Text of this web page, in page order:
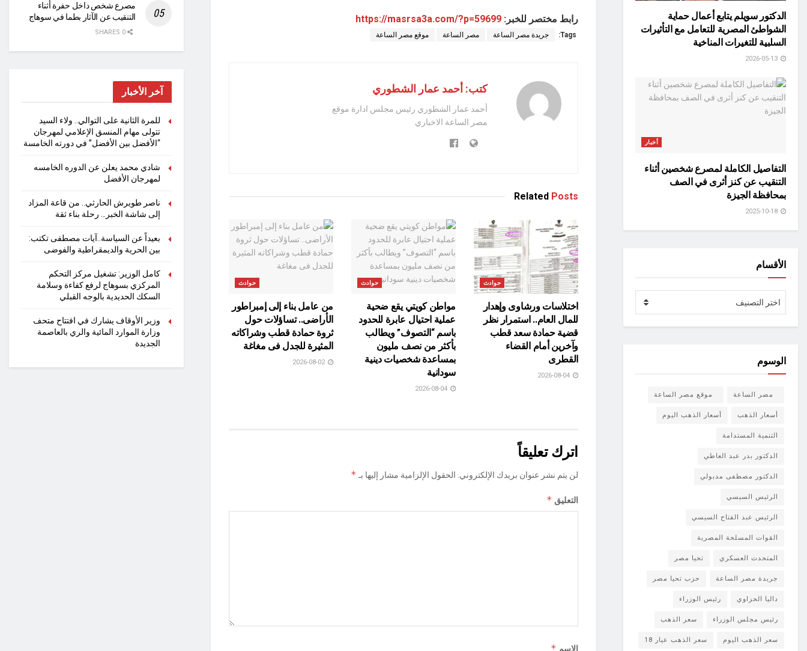
رابط مختصر للخبر: https://masrsa3a.com/?p=59699
Tags: جريدة مصر الساعة مصر الساعة موقع مصر الساعة
كتب: أحمد عمار الشطوري
أحمد عمار الشطوري رئيس مجلس ادارة موقع
مصر الساعة الاخباري
Related Posts
حوادث
اختلاسات ورشاوى وإهدار
للمال العام.. استمرار نظر
قضية حمادة سعد قطب
وآخرين أمام القضاء
القطرى
حوادث
مواطن كويتي يقع ضحية
عملية احتيال عابرة للحدود
باسم “التصوف” ويطالب
بأكثر من نصف مليون
بمساعدة شخصيات دينية
سودانية
حوادث
من عامل بناء إلى إمبراطور
الأراضى.. تساؤلات حول
ثروة حمادة قطب وشراكاته
المثيرة للجدل فى مغاغة
2026-08-02
اترك تعليقاً
لن يتم نشر عنوان بريدك الإلكتروني. الحقول الإلزامية مشار إليها بـ *
التعليق *
الاسم *
الدكتور سويلم يتابع أعمال حماية
الشواطئ المصرية للتعامل مع التأثيرات
السلبية للتغيرات المناخية
أخبار
التفاصيل الكاملة لمصرع شخصين أثناء
التنقيب عن كنز أثرى في الصف
بمحافظة الجيزة
الأقسام
اختر التصنيف
الوسوم
مصر الساعة موقع مصر الساعة
أسعار الذهب أسعار الذهب اليوم
التنمية المستدامة
الدكتور بدر عبد العاطي
الدكتور مصطفى مدبولي
الرئيس السيسي
الرئيس عبد الفتاح السيسي
القوات المسلحة المصرية
المتحدث العسكري تحيا مصر
جريدة مصر الساعة حزب تحيا مصر
داليا الحزاوي رئيس الوزراء
رئيس مجلس الوزراء سعر الذهب
سعر الذهب اليوم سعر الذهب عيار 18
مصرع شخص داخل حفرة أثناء
التنقيب عن الآثار بطما في سوهاج
آخر الأخبار
للمرة الثانية على التوالي.. ولاء السيد
تتولى مهام المنسق الإعلامي لمهرجان
“الأفضل بين الأفضل” في دورته الخامسة
شادي محمد يعلن عن الدوره الخامسه
لمهرجان الأفضل
ناصر طويرش الحارثي.. من قاعة المزاد
إلى شاشة الخبر… رحلة بناء ثقة
بعيداً عن السياسة..آيات مصطفى تكتب:
بين الحرية والديمقراطية والفوضى
كامل الوزير: تشغيل مركز التحكم
المركزي بسوهاج لرفع كفاءة وسلامة
السكك الحديدية بالوجه القبلي
وزير الأوقاف يشارك في افتتاح متحف
وزارة الموارد المائية والري بالعاصمة
الجديدة